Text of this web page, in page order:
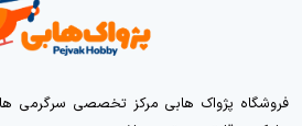
فروشگاه پژواک هابی مرکز تخصصی سرگرمی